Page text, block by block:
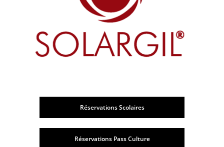
Réservations Scolaires
Réservations Pass Culture